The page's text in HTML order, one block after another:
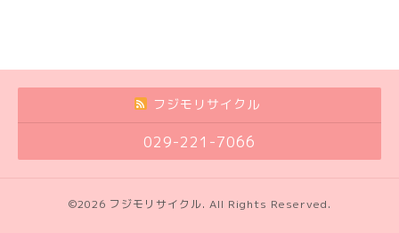
フジモリサイクル
029-221-7066
©2026 フジモリサイクル. All Rights Reserved.